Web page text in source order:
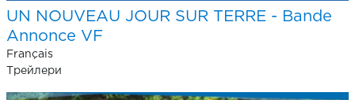
UN NOUVEAU JOUR SUR TERRE - Bande
Annonce VF
Français
Трейлери